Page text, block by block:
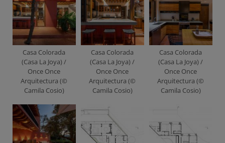
Casa Colorada
(Casa La Joya) /
Once Once
Arquitectura (©
Camila Cosio)
Casa Colorada
(Casa La Joya) /
Once Once
Arquitectura (©
Camila Cosio)
Casa Colorada
(Casa La Joya) /
Once Once
Arquitectura (©
Camila Cosio)